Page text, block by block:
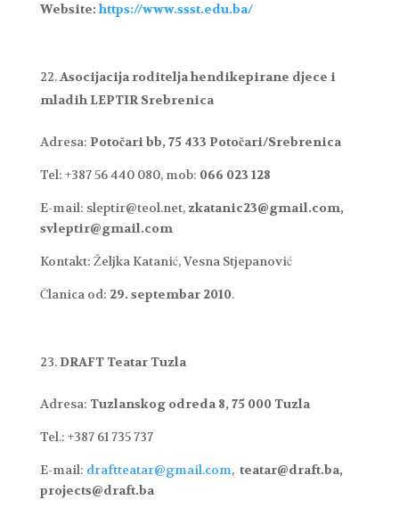
Website:https://www.ssst.edu.ba/
Asocijacija roditelja hendikepirane djece i
mladih LEPTIR Srebrenica
Adresa: Potočari bb, 75 433 Potočari/Srebrenica
Tel: +387 56 440 080, mob: 066 023 128
E-mail: sleptir@teol.net, zkatanic23@gmail.com,
svleptir@gmail.com
Kontakt: Željka Katanić, Vesna Stjepanović
Članica od: 29. septembar 2010.
DRAFT Teatar Tuzla
Adresa: Tuzlanskog odreda 8, 75 000 Tuzla
Tel.: +387 61 735 737
E-mail: draftteatar@gmail.com, teatar@draft.ba,
projects@draft.ba